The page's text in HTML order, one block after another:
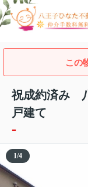
この
祝成約済み
戸建て
-
1/4